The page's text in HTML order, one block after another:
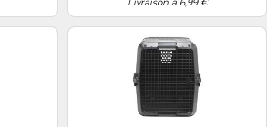
Livraison à 6,99 €